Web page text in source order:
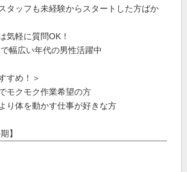
タッフも未経験からスタートした方ばか
気軽に質問OK！
幅広い年代の男性活躍中
すめ！＞
モクモク作業希望の方
り体を動かす仕事が好きな方
】